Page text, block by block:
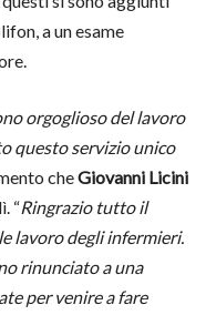
a un esame
orgoglioso del lavoro
questo servizio unico
cheGiovanni Licini
“Ringrazio tutto il
lavoro degli infermieri.
rinunciato a una
per venire a fare